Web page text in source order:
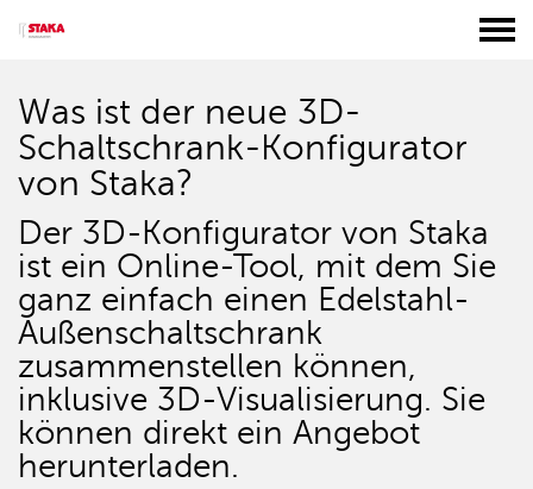
Was ist der neue 3D-
Schaltschrank-Konfigurator
von Staka?
Der 3D-Konfigurator von Staka
ist ein Online-Tool, mit dem Sie
ganz einfach einen Edelstahl-
Außenschaltschrank
zusammenstellen können,
inklusive 3D-Visualisierung. Sie
können direkt ein Angebot
herunterladen.